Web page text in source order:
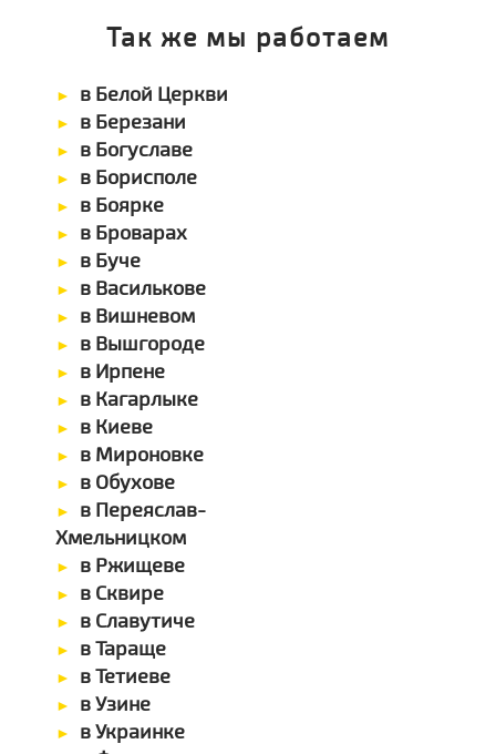
Так же мы работаем
в Белой Церкви
в Березани
в Богуславе
в Борисполе
в Боярке
в Броварах
в Буче
в Василькове
в Вишневом
в Вышгороде
в Ирпене
в Кагарлыке
в Киеве
в Мироновке
в Обухове
в Переяслав-
Хмельницком
в Ржищеве
в Сквире
в Славутиче
в Тараще
в Тетиеве
в Узине
в Украинке